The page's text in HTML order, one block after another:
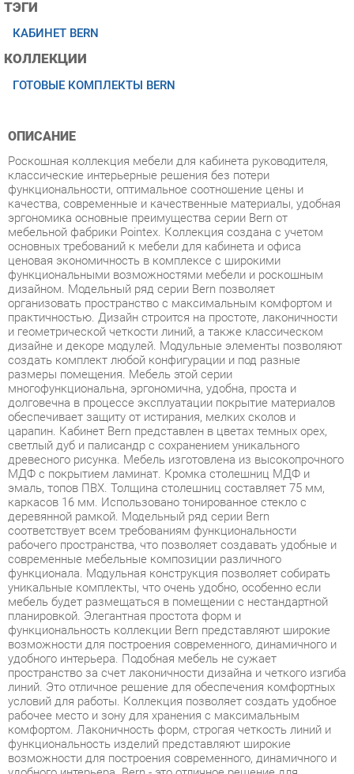
КОЛЛЕКЦИИ
ОПИСАНИЕ
классические интерьерные решения без потери
функциональности, оптимальное соотношение цены и
качества, современные и качественные материалы, удобная
эргономика основные преимущества серии Bern от
мебельной фабрики Pointex. Коллекция создана с учетом
основных требований к мебели для кабинета и офиса
ценовая экономичность в комплексе с широкими
функциональными возможностями мебели и роскошным
дизайном. Модельный ряд серии Bern позволяет
организовать пространство с максимальным комфортом и
практичностью. Дизайн строится на простоте, лаконичности
и геометрической четкости линий, а также классическом
дизайне и декоре модулей. Модульные элементы позволяют
создать комплект любой конфигурации и под разные
размеры помещения. Мебель этой серии
многофункциональна, эргономична, удобна, проста и
долговечна в процессе эксплуатации покрытие материалов
обеспечивает защиту от истирания, мелких сколов и
царапин. Кабинет Bern представлен в цветах темных орех,
светлый дуб и палисандр с сохранением уникального
древесного рисунка. Мебель изготовлена из высокопрочного
МДФ с покрытием ламинат. Кромка столешниц МДФ и
эмаль, топов ПВХ. Толщина столешниц составляет 75 мм,
каркасов 16 мм. Использовано тонированное стекло с
деревянной рамкой. Модельный ряд серии Bern
соответствует всем требованиям функциональности
рабочего пространства, что позволяет создавать удобные и
современные мебельные композиции различного
функционала. Модульная конструкция позволяет собирать
уникальные комплекты, что очень удобно, особенно если
мебель будет размещаться в помещении с нестандартной
планировкой. Элегантная простота форм и
функциональность коллекции Bern представляют широкие
возможности для построения современного, динамичного и
удобного интерьера. Подобная мебель не сужает
пространство за счет лаконичности дизайна и четкого изгиба
линий. Это отличное решение для обеспечения комфортных
условий для работы. Коллекция позволяет создать удобное
рабочее место и зону для хранения с максимальным
комфортом. Лаконичность форм, строгая четкость линий и
функциональность изделий представляют широкие
возможности для построения современного, динамичного и
удобного интерьера. Bern - это отличное решение для
обеспечения комфортных условий для работы, позволяющее
оптимизировать пространство без ущерба для
функциональности и удобства. Широкая база элементов
позволит создать полноценный гарнитур, отвечающий всем
требованиям, как по габаритам, так и функционалу.